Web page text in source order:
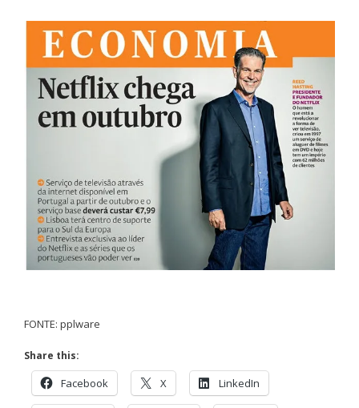
FONTE: pplware
Share this:
Facebook X LinkedIn